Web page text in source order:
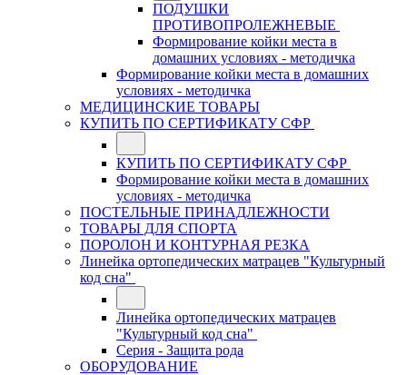
ПОДУШКИ
ПРОТИВОПРОЛЕЖНЕВЫЕ
Формирование койки места в
домашних условиях - методичка
Формирование койки места в домашних
условиях - методичка
МЕДИЦИНСКИЕ ТОВАРЫ
КУПИТЬ ПО СЕРТИФИКАТУ СФР
КУПИТЬ ПО СЕРТИФИКАТУ СФР
Формирование койки места в домашних
условиях - методичка
ПОСТЕЛЬНЫЕ ПРИНАДЛЕЖНОСТИ
ТОВАРЫ ДЛЯ СПОРТА
ПОРОЛОН И КОНТУРНАЯ РЕЗКА
Линейка ортопедических матрацев "Культурный
код сна"
Линейка ортопедических матрацев
"Культурный код сна"
Серия - Защита рода
ОБОРУДОВАНИЕ